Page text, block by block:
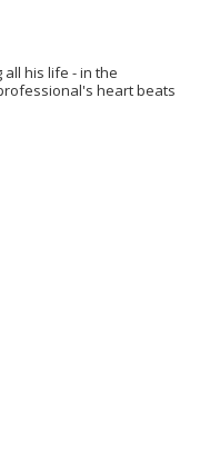
his life - in the
heart beats